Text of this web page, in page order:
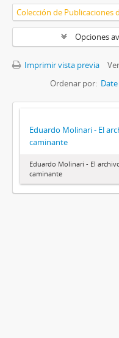
Opciones
Imprimir vista previa
Ordenar por:
Eduardo Molinari - El
caminante
Eduardo Molinari - El
caminante